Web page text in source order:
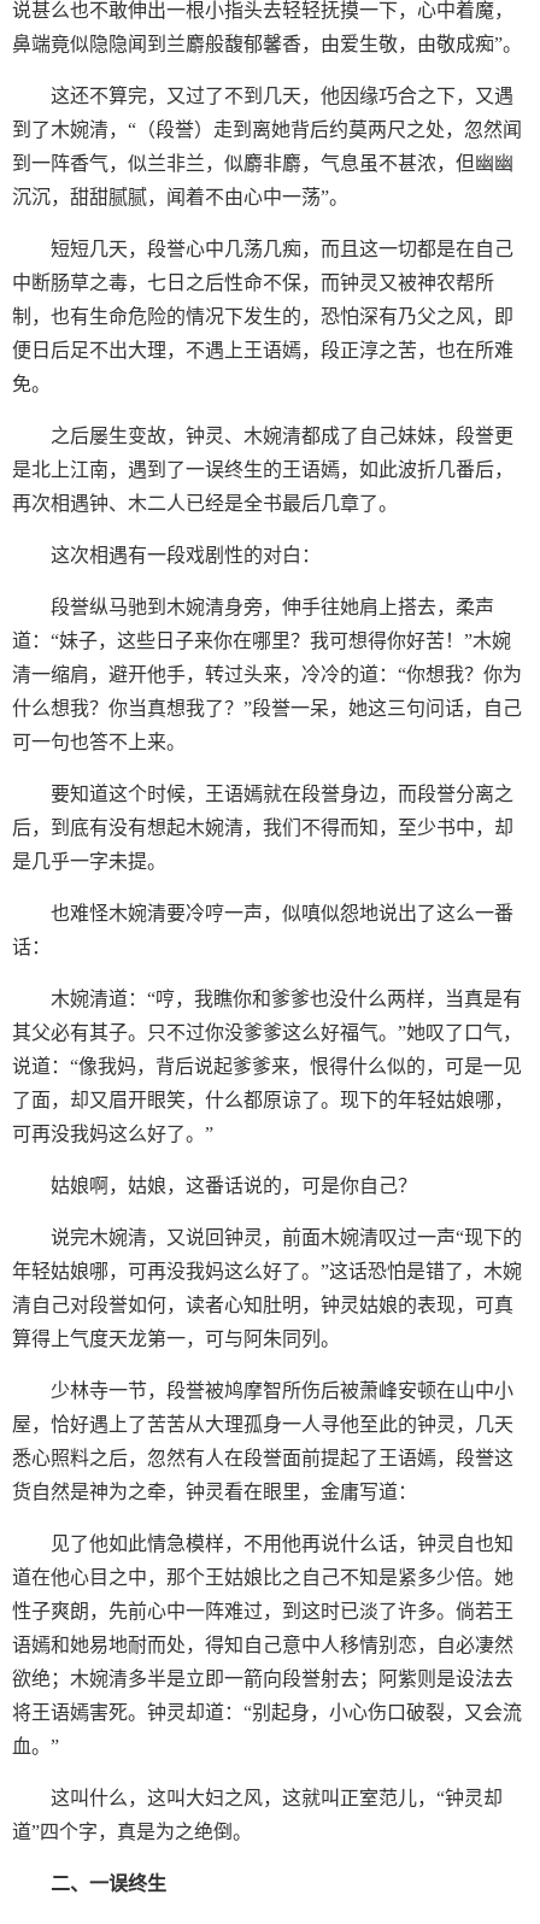
说甚么也不敢伸出一根小指头去轻轻抚摸一下，心中着魔，
鼻端竟似隐隐闻到兰麝般馥郁馨香，由爱生敬，由敬成痴”。
这还不算完，又过了不到几天，他因缘巧合之下，又遇
到了木婉清，“（段誉）走到离她背后约莫两尺之处，忽然闻
到一阵香气，似兰非兰，似麝非麝，气息虽不甚浓，但幽幽
沉沉，甜甜腻腻，闻着不由心中一荡”。
短短几天，段誉心中几荡几痴，而且这一切都是在自己
中断肠草之毒，七日之后性命不保，而钟灵又被神农帮所
制，也有生命危险的情况下发生的，恐怕深有乃父之风，即
便日后足不出大理，不遇上王语嫣，段正淳之苦，也在所难
免。
之后屡生变故，钟灵、木婉清都成了自己妹妹，段誉更
是北上江南，遇到了一误终生的王语嫣，如此波折几番后，
再次相遇钟、木二人已经是全书最后几章了。
这次相遇有一段戏剧性的对白：
段誉纵马驰到木婉清身旁，伸手往她肩上搭去，柔声
道：“妹子，这些日子来你在哪里？我可想得你好苦！”木婉
清一缩肩，避开他手，转过头来，冷冷的道：“你想我？你为
什么想我？你当真想我了？”段誉一呆，她这三句问话，自己
可一句也答不上来。
要知道这个时候，王语嫣就在段誉身边，而段誉分离之
后，到底有没有想起木婉清，我们不得而知，至少书中，却
是几乎一字未提。
也难怪木婉清要冷哼一声，似嗔似怨地说出了这么一番
话：
木婉清道：“哼，我瞧你和爹爹也没什么两样，当真是有
其父必有其子。只不过你没爹爹这么好福气。”她叹了口气，
说道：“像我妈，背后说起爹爹来，恨得什么似的，可是一见
了面，却又眉开眼笑，什么都原谅了。现下的年轻姑娘哪，
可再没我妈这么好了。”
姑娘啊，姑娘，这番话说的，可是你自己？
说完木婉清，又说回钟灵，前面木婉清叹过一声“现下的
年轻姑娘哪，可再没我妈这么好了。”这话恐怕是错了，木婉
清自己对段誉如何，读者心知肚明，钟灵姑娘的表现，可真
算得上气度天龙第一，可与阿朱同列。
少林寺一节，段誉被鸠摩智所伤后被萧峰安顿在山中小
屋，恰好遇上了苦苦从大理孤身一人寻他至此的钟灵，几天
悉心照料之后，忽然有人在段誉面前提起了王语嫣，段誉这
货自然是神为之牵，钟灵看在眼里，金庸写道：
见了他如此情急模样，不用他再说什么话，钟灵自也知
道在他心目之中，那个王姑娘比之自己不知是紧多少倍。她
性子爽朗，先前心中一阵难过，到这时已淡了许多。倘若王
语嫣和她易地耐而处，得知自己意中人移情别恋，自必凄然
欲绝；木婉清多半是立即一箭向段誉射去；阿紫则是设法去
将王语嫣害死。钟灵却道：“别起身，小心伤口破裂，又会流
血。”
这叫什么，这叫大妇之风，这就叫正室范儿，“钟灵却
道”四个字，真是为之绝倒。
二、一误终生